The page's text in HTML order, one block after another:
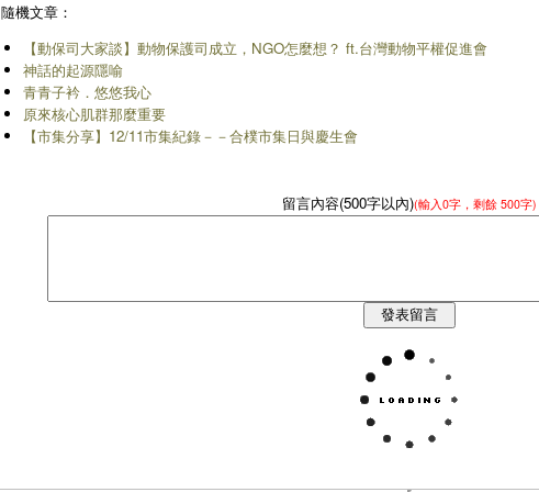
隨機文章：
【動保司大家談】動物保護司成立，NGO怎麼想？ ft.台灣動物平權促進會
神話的起源隱喻
青青子衿．悠悠我心
原來核心肌群那麼重要
【市集分享】12/11市集紀錄－－合樸市集日與慶生會
留言內容(500字以內)(輸入0字，剩餘 500字)